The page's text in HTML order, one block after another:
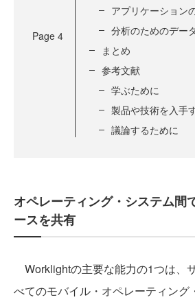
Page 4
アプリケーション
分析のためのデー
まとめ
参考文献
学ぶために
製品や技術を入手
議論するために
オペレーティング・システム間
ースを共有
Worklightの主要な能力の1つは、
べてのモバイル・オペレーティング